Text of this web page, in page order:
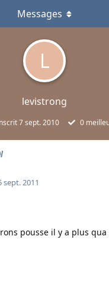
L
levistrong
7 sept. 2010 0
Messages
sept. 2011
pousse il y a plus